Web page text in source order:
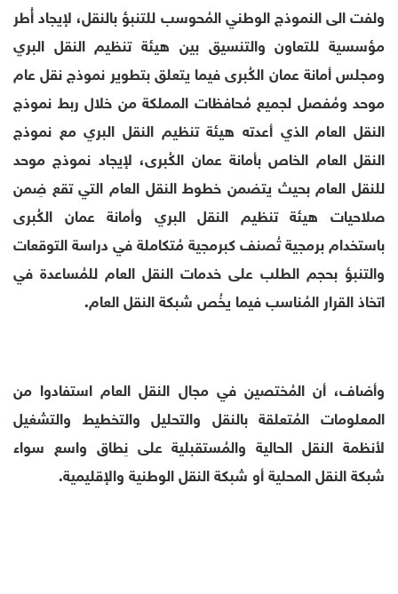
ولفت الى النموذج الوطني المُحوسب للتنبؤ بالنقل، لإيجاد أُطر
مؤسسية للتعاون والتنسيق بين هيئة تنظيم النقل البري
ومجلس أمانة عمان الكُبرى فيما يتعلق بتطوير نموذج نقل عام
موحد ومُفصل لجميع مُحافظات المملكة من خلال ربط نموذج
النقل العام الذي أعدته هيئة تنظيم النقل البري مع نموذج
النقل العام الخاص بأمانة عمان الكُبرى، لإيجاد نموذج موحد
للنقل العام بحيث يتضمن خطوط النقل العام التي تقع ضِمن
صلاحيات هيئة تنظيم النقل البري وأمانة عمان الكُبرى
باستخدام برمجية تُصنف كبرمجية مُتكاملة في دراسة التوقعات
والتنبؤ بحجم الطلب على خدمات النقل العام للمُساعدة في
اتخاذ القرار المُناسب فيما يخُص شبكة النقل العام.
وأضاف، أن المُختصين في مجال النقل العام استفادوا من
المعلومات المُتعلقة بالنقل والتحليل والتخطيط والتشغيل
لأنظمة النقل الحالية والمُستقبلية على نِطاق واسع سواء
شبكة النقل المحلية أو شبكة النقل الوطنية والإقليمية.